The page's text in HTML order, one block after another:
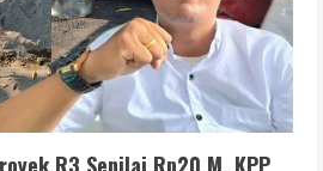
R3 Senilai Rp20 M. KPP